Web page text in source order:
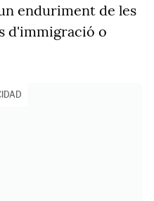
enduriment de les
d'immigració o